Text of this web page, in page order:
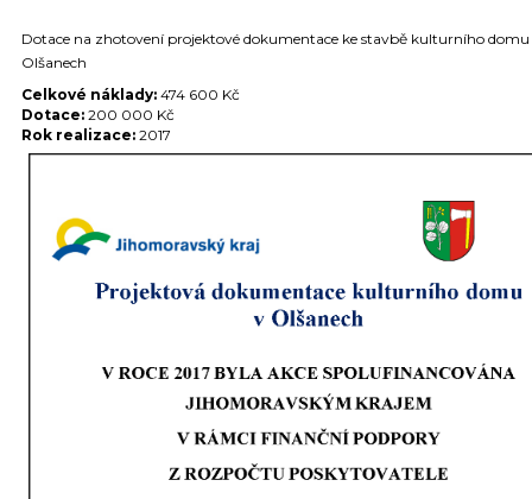
Dotace na zhotovení projektové dokumentace ke stavbě kulturního domu
Olšanech
Celkové náklady: 474 600 Kč
Dotace: 200 000 Kč
Rok realizace: 2017